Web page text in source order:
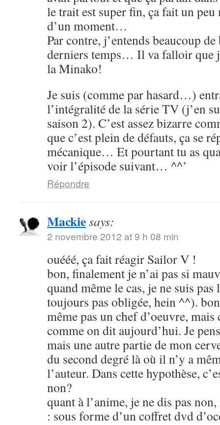
le trait est super fin, ça fait un
d’un moment…
Par contre, j’entends beaucoup
derniers temps… Il va falloir que
la Minako!
Je suis (comme par hasard…)
l’intégralité de la série TV (j’en
saison 2). C’est assez bizarre
que c’est plein de défauts, ça se
mécanique… Et pourtant tu as
voir l’épisode suivant… ^^’
Répondre
Mackiesays:
2 novembre 2012 at 9 h 08 min
ouééé, ça fait réagir Sailor V !
bon, finalement je n’ai pas si
quand même le cas, je ne suis pas
toujours pas obligée, hein ^^).
même pas un chef d’oeuvre,
comme on dit aujourd’hui. Je
mais une autre partie de mon
du second degré là où il n’y a
l’auteur. Dans cette hypothèse,
non?
quant à l’anime, je ne dis pas
: sous forme d’un coffret dvd